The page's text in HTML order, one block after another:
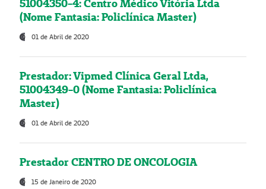
51004350-4: Centro Médico Vitória Ltda
(Nome Fantasia: Policlínica Master)
01 de Abril de 2020
Prestador: Vipmed Clínica Geral Ltda,
51004349-0 (Nome Fantasia: Policlínica
Master)
01 de Abril de 2020
Prestador CENTRO DE ONCOLOGIA
15 de Janeiro de 2020